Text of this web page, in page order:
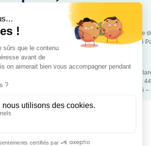
88, rue
75544
loi 1901 d’intérêt général, à but non lucratif –
de Paris – Numéro association: W343008890 – SIRET:
– RGPD – Copyrigt 2024 Coopétation Santé –